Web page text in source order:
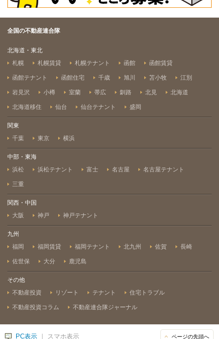
全国の不動産連合隊
北海道・東北
札幌
札幌賃貸 札幌テナント 函館 函館賃貸
函館テナント 函館住宅 千歳 旭川 苫小牧 江別
岩見沢 小樽 室蘭 帯広 釧路 北見 北海道
北海道移住 仙台 仙台テナント 盛岡
関東
千葉
東京 横浜
中部・東海
浜松
浜松テナント 富士 名古屋 名古屋テナント
三重
関西・中国
大阪
神戸 神戸テナント
九州
福岡
福岡賃貸 福岡テナント 北九州 佐賀 長崎
佐世保 大分 鹿児島
その他
不動産投資
リゾート テナント 住宅トラブル
不動産投資コラム 不動産連合隊ジャーナル
PC表示 ｜ スマホ表示 ページの先頭へ